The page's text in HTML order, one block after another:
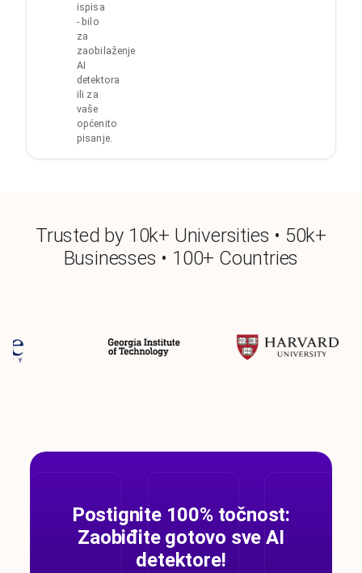
ispisa
- bilo
za
zaobilaženje
AI
detektora
ili za
vaše
općenito
pisanje.
Trusted by 10k+ Universities • 50k+
Businesses • 100+ Countries
Postignite 100% točnost:
Zaobiđite gotovo sve AI
detektore!